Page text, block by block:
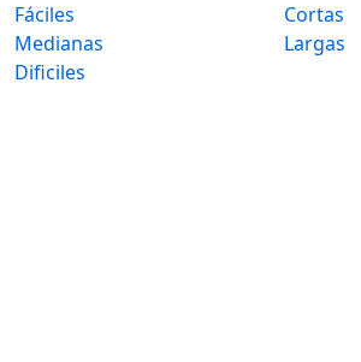
Fáciles
Medianas
Dificiles
Cortas
Largas